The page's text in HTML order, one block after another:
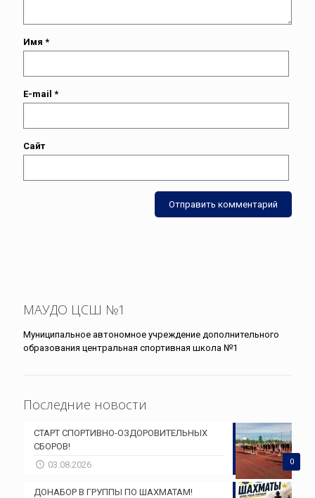
Имя *
E-mail *
Сайт
МАУДО ЦСШ №1
Муниципальное автономное учреждение дополнительного
образования центральная спортивная школа №1
Последние новости
0
СТАРТ СПОРТИВНО-ОЗДОРОВИТЕЛЬНЫХ
СБОРОВ!
03.08.2026
ДОНАБОР В ГРУППЫ ПО ШАХМАТАМ!